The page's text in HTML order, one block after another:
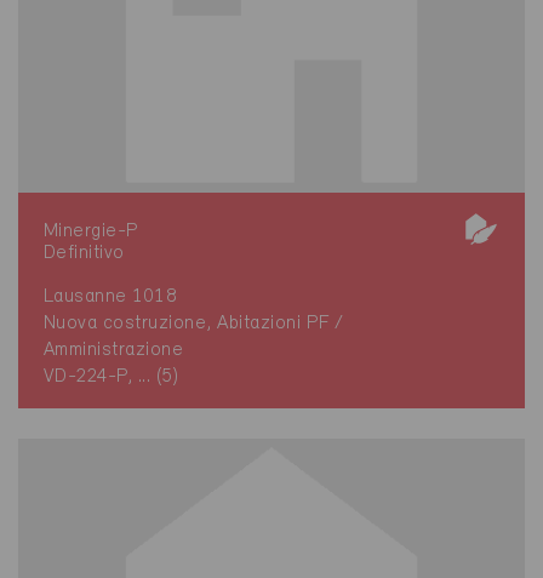
Minergie-P
Definitivo
Lausanne 1018
Nuova costruzione, Abitazioni PF /
Amministrazione
VD-224-P, ... (5)